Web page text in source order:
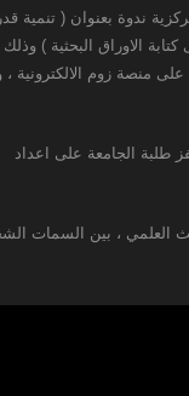
ندوة بعنوان ( تنمية
كتابة الاوراق البحثية )
يوم 30/نيسان/ 2021 على منصة زوم
طلبة الجامعة على اعداد
العلمي ، بين السمات